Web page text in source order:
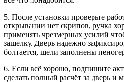
5. После установки проверьте
открывании нет скрипов, ручка
применять чрезмерных усилий
защелку. Дверь надежно
болтается, щели заполнены
6. Если всё хорошо, подпишите
сделать полный расчёт за дверь и